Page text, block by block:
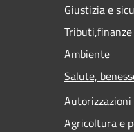
Giustizia e
Ambiente
Salute,
Autorizzazioni
Agricoltura e